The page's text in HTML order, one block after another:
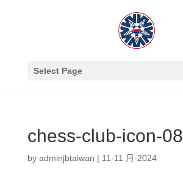
Select Page
chess-club-icon-08
by adminjbtaiwan | 11-11 月-2024